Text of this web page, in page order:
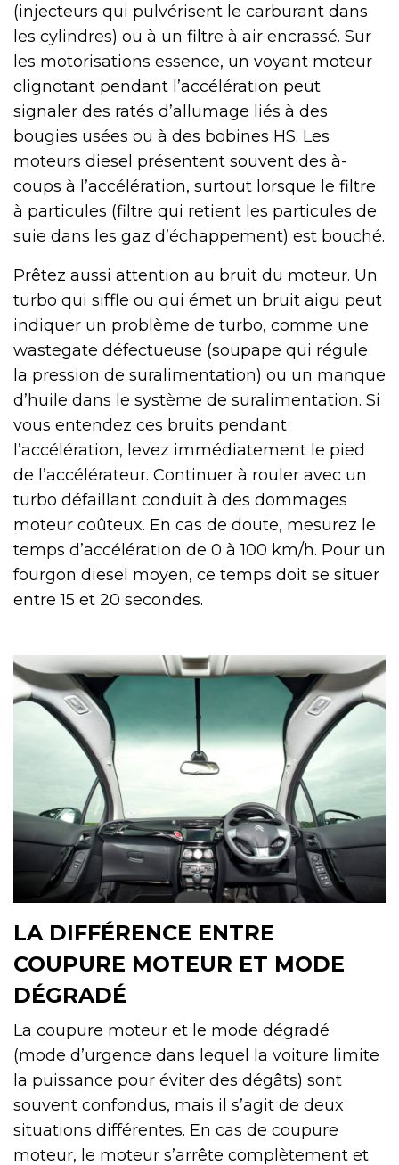
(injecteurs qui pulvérisent le carburant dans
les cylindres) ou à un filtre à air encrassé. Sur
les motorisations essence, un voyant moteur
clignotant pendant l’accélération peut
signaler des ratés d’allumage liés à des
bougies usées ou à des bobines HS. Les
moteurs diesel présentent souvent des à-
coups à l’accélération, surtout lorsque le filtre
à particules (filtre qui retient les particules de
suie dans les gaz d’échappement) est bouché.
Prêtez aussi attention au bruit du moteur. Un
turbo qui siffle ou qui émet un bruit aigu peut
indiquer un problème de turbo, comme une
wastegate défectueuse (soupape qui régule
la pression de suralimentation) ou un manque
d’huile dans le système de suralimentation. Si
vous entendez ces bruits pendant
l’accélération, levez immédiatement le pied
de l’accélérateur. Continuer à rouler avec un
turbo défaillant conduit à des dommages
moteur coûteux. En cas de doute, mesurez le
temps d’accélération de 0 à 100 km/h. Pour un
fourgon diesel moyen, ce temps doit se situer
entre 15 et 20 secondes.
LA DIFFÉRENCE ENTRE
COUPURE MOTEUR ET MODE
DÉGRADÉ
La coupure moteur et le mode dégradé
(mode d’urgence dans lequel la voiture limite
la puissance pour éviter des dégâts) sont
souvent confondus, mais il s’agit de deux
situations différentes. En cas de coupure
moteur, le moteur s’arrête complètement et